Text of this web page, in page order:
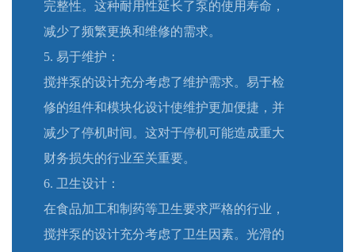
完整性。这种耐用性延长了泵的使用寿命，
减少了频繁更换和维修的需求。
5. 易于维护：
搅拌泵的设计充分考虑了维护需求。易于检
修的组件和模块化设计使维护更加便捷，并
减少了停机时间。这对于停机可能造成重大
财务损失的行业至关重要。
6. 卫生设计：
在食品加工和制药等卫生要求严格的行业，
搅拌泵的设计充分考虑了卫生因素。光滑的